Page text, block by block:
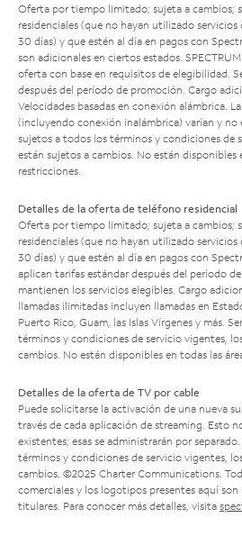
Oferta por tiempo limitado; sujeta a cambios;
residenciales (que no hayan utilizado
30 días) y que estén al día en pagos con
son adicionales en ciertos estados.
oferta con base en requisitos de elegibilidad.
después del período de promoción. Cargo
Velocidades basadas en conexión alámbrica.
(incluyendo conexión inalámbrica) varían y no
sujetos a todos los términos y condiciones de
están sujetos a cambios. No están disponibles
restricciones.
Detalles de la oferta de teléfono residencial
Oferta por tiempo limitado; sujeta a cambios;
residenciales (que no hayan utilizado
30 días) y que estén al día en pagos con
aplican tarifas estándar después del período
mantienen los servicios elegibles. Cargo
llamadas ilimitadas incluyen llamadas en
Puerto Rico, Guam, las Islas Vírgenes y más.
términos y condiciones de servicio vigentes,
cambios. No están disponibles en todas las
Detalles de la oferta de TV por cable
Puede solicitarse la activación de una nueva
través de cada aplicación de streaming. Esto
existentes; esas se administrarán por
términos y condiciones de servicio vigentes,
cambios. ©2025 Charter Communications.
comerciales y los logotipos presentes aquí
titulares. Para conocer más detalles, visita